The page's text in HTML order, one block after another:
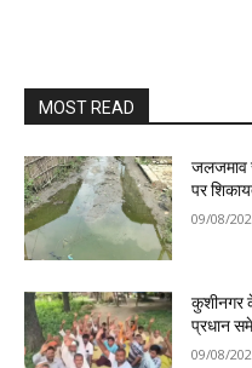
MOST READ
जलजमाव
पर
09/08/
कुशीनगर
प्रधान
09/08/